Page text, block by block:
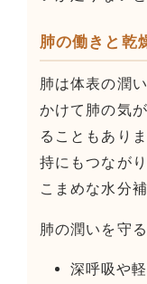
肺の働きと乾
肺は体表の潤
かけて肺の気
ることもあり
持にもつなが
こまめな水分
肺の潤いを守
深呼吸や